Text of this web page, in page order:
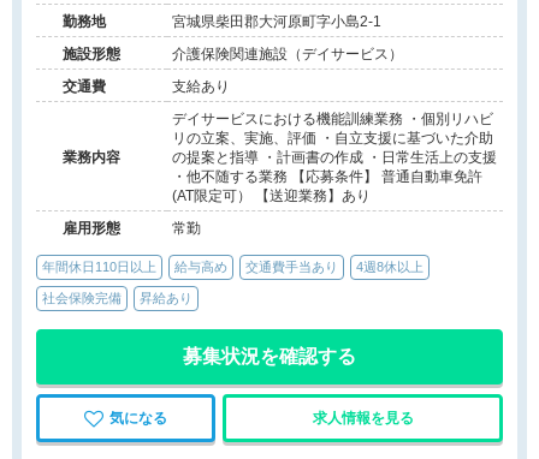
勤務地
宮城県柴田郡大河原町字小島2-1
施設形態
介護保険関連施設（デイサービス）
交通費
支給あり
業務内容
デイサービスにおける機能訓練業務 ・個別リハビ
リの立案、実施、評価 ・自立支援に基づいた介助
の提案と指導 ・計画書の作成 ・日常生活上の支援
・他不随する業務 【応募条件】 普通自動車免許
(AT限定可） 【送迎業務】あり
雇用形態
常勤
年間休日110日以上 給与高め 交通費手当あり 4週8休以上
社会保険完備 昇給あり
募集状況を確認する
気になる 求人情報を見る